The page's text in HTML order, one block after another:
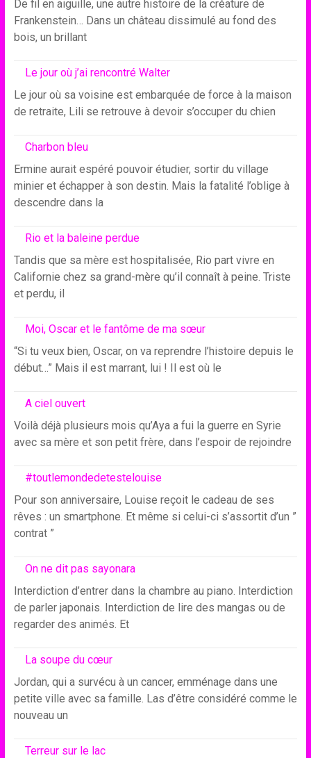
De fil en aiguille, une autre histoire de la créature de
Frankenstein… Dans un château dissimulé au fond des
bois, un brillant
Le jour où j’ai rencontré Walter
Le jour où sa voisine est embarquée de force à la maison
de retraite, Lili se retrouve à devoir s’occuper du chien
Charbon bleu
Ermine aurait espéré pouvoir étudier, sortir du village
minier et échapper à son destin. Mais la fatalité l’oblige à
descendre dans la
Rio et la baleine perdue
Tandis que sa mère est hospitalisée, Rio part vivre en
Californie chez sa grand-mère qu’il connaît à peine. Triste
et perdu, il
Moi, Oscar et le fantôme de ma sœur
“Si tu veux bien, Oscar, on va reprendre l’histoire depuis le
début…” Mais il est marrant, lui ! Il est où le
A ciel ouvert
Voilà déjà plusieurs mois qu’Aya a fui la guerre en Syrie
avec sa mère et son petit frère, dans l’espoir de rejoindre
#toutlemondedetestelouise
Pour son anniversaire, Louise reçoit le cadeau de ses
rêves : un smartphone. Et même si celui-ci s’assortit d’un ”
contrat ”
On ne dit pas sayonara
Interdiction d’entrer dans la chambre au piano. Interdiction
de parler japonais. Interdiction de lire des mangas ou de
regarder des animés. Et
La soupe du cœur
Jordan, qui a survécu à un cancer, emménage dans une
petite ville avec sa famille. Las d’être considéré comme le
nouveau un
Terreur sur le lac